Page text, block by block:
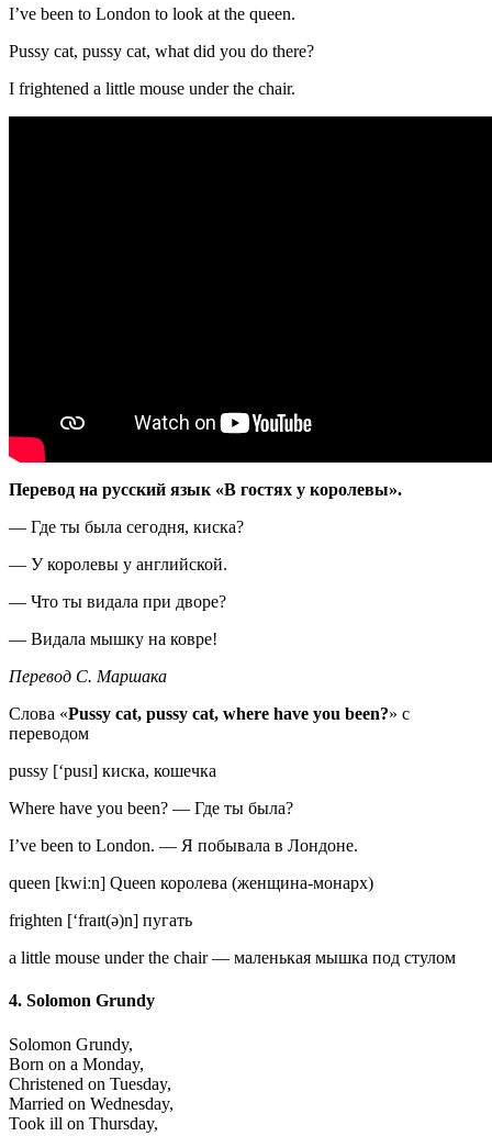
I’ve been to London to look at the queen.
Pussy cat, pussy cat, what did you do there?
I frightened a little mouse under the chair.
Перевод на русский язык «В гостях у королевы».
— Где ты была сегодня, киска?
— У королевы у английской.
— Что ты видала при дворе?
— Видала мышку на ковре!
Перевод С. Маршака
Слова «Pussy cat, pussy cat, where have you been?» с
переводом
pussy [‘pusɪ] киска, кошечка
Where have you been? — Где ты была?
I’ve been to London. — Я побывала в Лондоне.
queen [kwiːn] Queen королева (женщина-монарх)
frighten [‘fraɪt(ə)n] пугать
a little mouse under the chair — маленькая мышка под стулом
4. Solomon Grundy
Solomon Grundy,
Born on a Monday,
Christened on Tuesday,
Married on Wednesday,
Took ill on Thursday,